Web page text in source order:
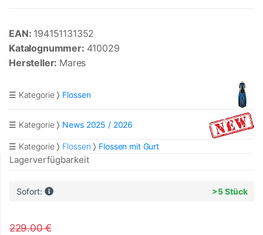
EAN: 194151131352
Katalognummer: 410029
Hersteller: Mares
☰ Kategorie Flossen
☰ Kategorie News 2025 / 2026
☰ Kategorie Flossen Flossen mit Gurt
Lagerverfügbarkeit
Sofort: >5 Stück
229.00 €